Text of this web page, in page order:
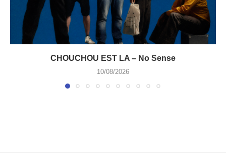
CHOUCHOU EST LA – No Sense
10/08/2026